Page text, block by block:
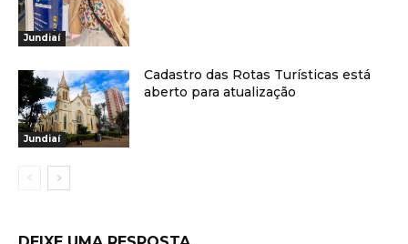
Jundiaí
Jundiaí
Cadastro das Rotas Turísticas está
aberto para atualização